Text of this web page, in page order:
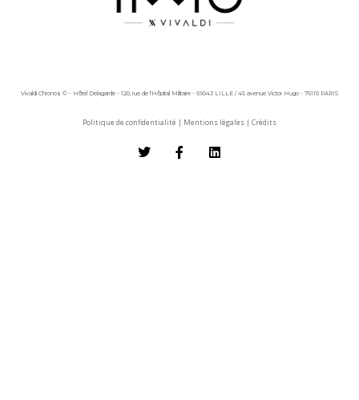
Vivaldi Chronos © - Hôtel Delagarde - 120, rue de l'Hôpital Militaire - 59043 LILLE / 45 avenue Victor Hugo - 75116 PARIS
Politique de confidentialité | Mentions légales | Crédits